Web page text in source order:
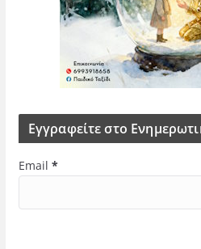
Εγγραφείτε στο
Email *